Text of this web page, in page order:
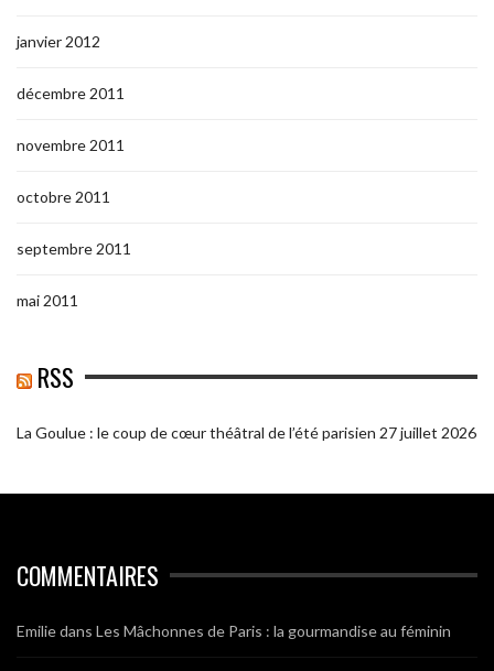
janvier 2012
décembre 2011
novembre 2011
octobre 2011
septembre 2011
mai 2011
RSS
La Goulue : le coup de cœur théâtral de l’été parisien 27 juillet 2026
COMMENTAIRES
Emiliedans Les Mâchonnes de Paris : la gourmandise au féminin